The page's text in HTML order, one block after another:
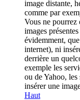
image distante,
comme par
Vous ne pourrez
images
évidemment,
internet), ni
derrière un
exemple les
ou de Yahoo, les
insérer une
Haut